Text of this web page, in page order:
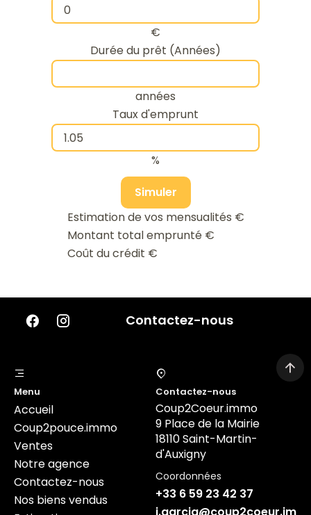
€
Durée du prêt (Années)
années
Taux d'emprunt
%
Simuler
Estimation de vos mensualités €
Montant total emprunté €
Coût du crédit €
Contactez-nous
Menu
Accueil
Coup2pouce.immo
Ventes
Notre agence
Contactez-nous
Nos biens vendus
Contactez-nous
Coup2Coeur.immo
9 Place de la Mairie
18110 Saint-Martin-
d'Auxigny
Coordonnées
+33 6 59 23 42 37